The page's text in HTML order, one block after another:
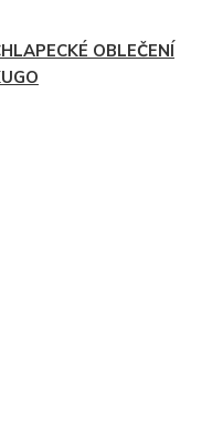
OBLEČENÍ